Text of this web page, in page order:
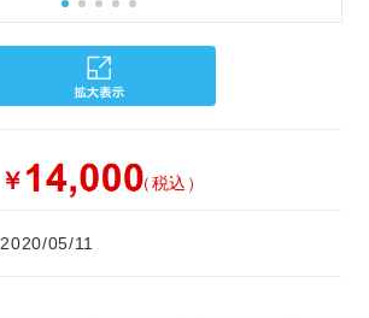
￥ （税込）
2020/05/11